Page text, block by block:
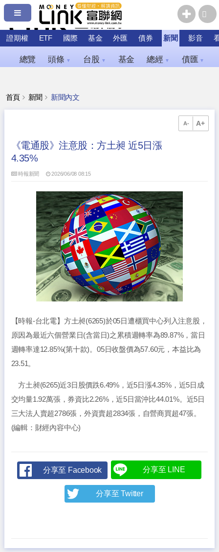
證期權 ETF 國際 基金 外匯 債券 新聞 影音
總覽 頭條 ▼ 台股 ▼ 基金 總經 ▼ 債匯 ▼
首頁 新聞 新聞內文
A- A+
《電通股》注意股：方土昶 近5日漲
4.35%
時報新聞 2026/06/08 08:15
【時報-台北電】方土昶(6265)於05日遭櫃買中心列入注意股，
原因為最近六個營業日(含當日)之累積週轉率為89.87%，當日
週轉率達12.85%(第十款)。05日收盤價為57.60元，本益比為
23.51。
方土昶(6265)近3日股價跌6.49%，近5日漲4.35%，近5日成
交均量1.92萬張，券資比2.26%，近5日當沖比44.01%。近5日
三大法人賣超2786張，外資賣超2834張，自營商買超47張。
(編輯：財經內容中心)
分享至 Facebook 分享至 LINE
分享至 Twitter